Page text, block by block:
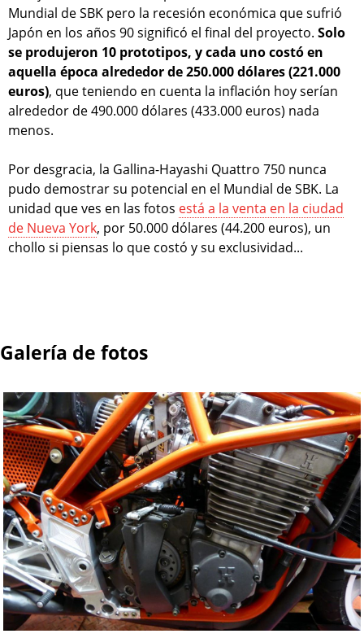
Mundial de SBK pero la recesión económica que sufrió
Japón en los años 90 significó el final del proyecto. Solo
se produjeron 10 prototipos, y cada uno costó en
aquella época alrededor de 250.000 dólares (221.000
euros), que teniendo en cuenta la inflación hoy serían
alrededor de 490.000 dólares (433.000 euros) nada
menos.
Por desgracia, la Gallina-Hayashi Quattro 750 nunca
pudo demostrar su potencial en el Mundial de SBK. La
unidad que ves en las fotos está a la venta en la ciudad
de Nueva York, por 50.000 dólares (44.200 euros), un
chollo si piensas lo que costó y su exclusividad...
Galería de fotos